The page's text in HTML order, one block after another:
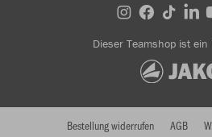
Dieser Teamshop ist
Bestellung widerrufen AGB